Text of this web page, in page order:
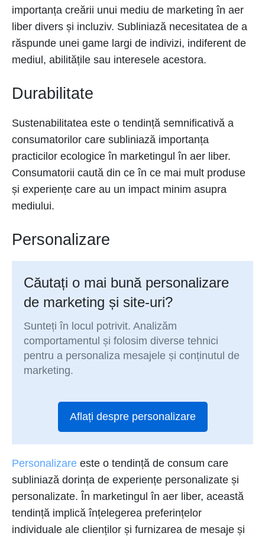
importanța creării unui mediu de marketing în aer
liber divers și incluziv. Subliniază necesitatea de a
răspunde unei game largi de indivizi, indiferent de
mediul, abilitățile sau interesele acestora.
Durabilitate
Sustenabilitatea este o tendință semnificativă a
consumatorilor care subliniază importanța
practicilor ecologice în marketingul în aer liber.
Consumatorii caută din ce în ce mai mult produse
și experiențe care au un impact minim asupra
mediului.
Personalizare
Căutați o mai bună personalizare
de marketing și site-uri?
Sunteți în locul potrivit. Analizăm
comportamentul și folosim diverse tehnici
pentru a personaliza mesajele și conținutul de
marketing.
Aflați despre personalizare
Personalizare este o tendință de consum care
subliniază dorința de experiențe personalizate și
personalizate. În marketingul în aer liber, această
tendință implică înțelegerea preferințelor
individuale ale clienților și furnizarea de mesaje și